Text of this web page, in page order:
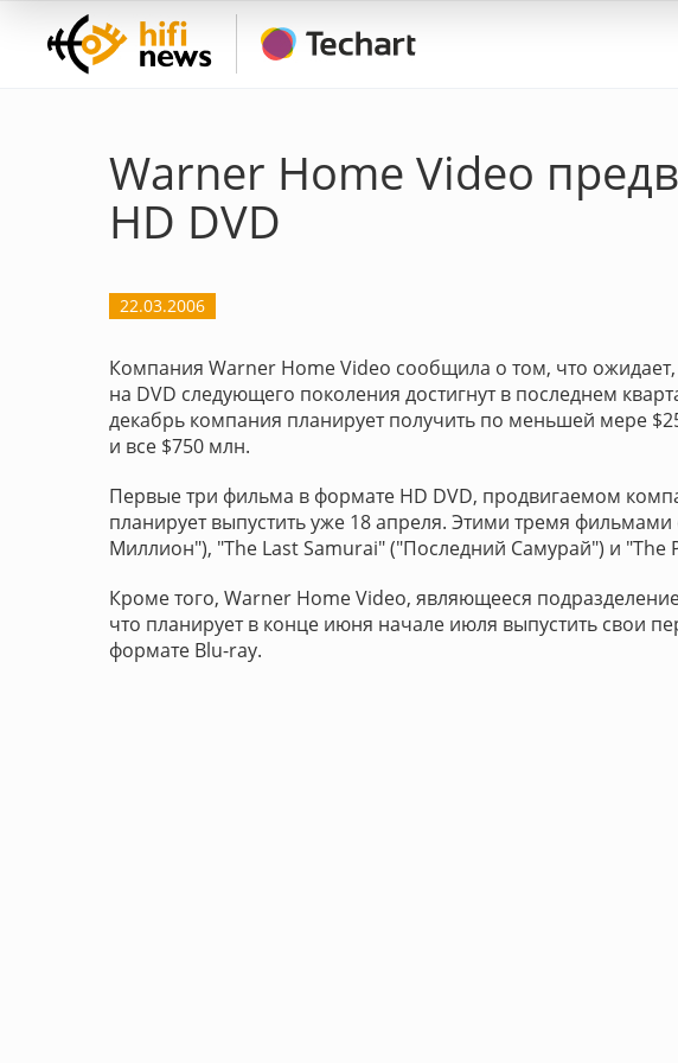
Warner Home Video
HD DVD
22.03.2006
Компания Warner Home Video сообщила о том, что
на DVD следующего поколения достигнут в последнем
декабрь компания планирует получить по меньшей мере
и все $750 млн.
Первые три фильма в формате HD DVD, продвигаемом
планирует выпустить уже 18 апреля. Этими тремя
Миллион"), "The Last Samurai" ("Последний Самурай") и
Кроме того, Warner Home Video, являющееся
что планирует в конце июня начале июля выпустить свои
формате Blu-ray.